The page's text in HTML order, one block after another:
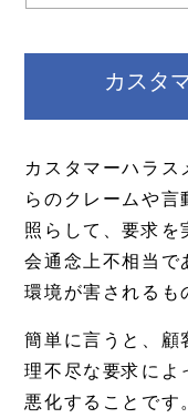
カスタ
カスタマーハラス
らのクレームや言
照らして、要求を
会通念上不相当で
環境が害されるも
簡単に言うと、顧
理不尽な要求によ
悪化することです